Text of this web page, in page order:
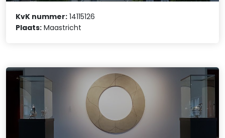
KvK nummer: 14115126
Plaats: Maastricht